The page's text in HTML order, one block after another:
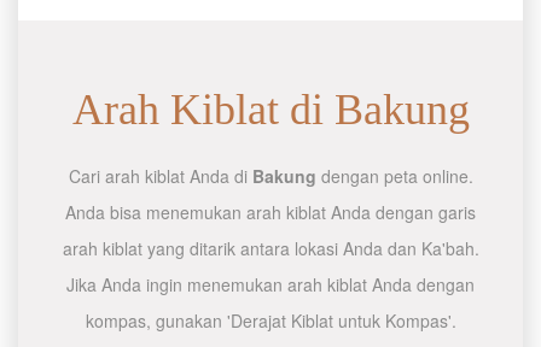
Arah Kiblat di Bakung
Cari arah kiblat Anda di Bakung dengan peta online.
Anda bisa menemukan arah kiblat Anda dengan garis
arah kiblat yang ditarik antara lokasi Anda dan Ka'bah.
Jika Anda ingin menemukan arah kiblat Anda dengan
kompas, gunakan 'Derajat Kiblat untuk Kompas'.